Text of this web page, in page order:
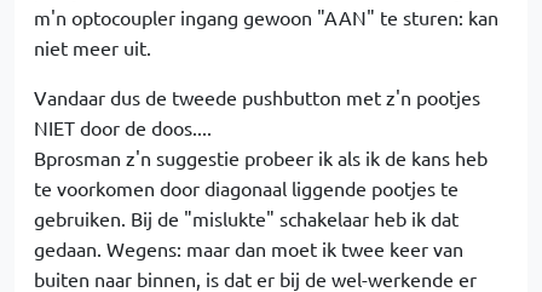
m'n optocoupler ingang gewoon "AAN" te sturen: kan
niet meer uit.
Vandaar dus de tweede pushbutton met z'n pootjes
NIET door de doos....
Bprosman z'n suggestie probeer ik als ik de kans heb
te voorkomen door diagonaal liggende pootjes te
gebruiken. Bij de "mislukte" schakelaar heb ik dat
gedaan. Wegens: maar dan moet ik twee keer van
buiten naar binnen, is dat er bij de wel-werkende er